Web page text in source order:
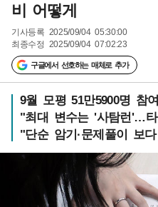
비 어떻게
기사등록 2025/09/04 05:30:00
최종수정 2025/09/04 07:02:23
구글에서 선호하는 매체로 추가
9월 모평 51만5900명 참
"최대 변수는 '사탐런'…
"단순 암기·문제풀이 보